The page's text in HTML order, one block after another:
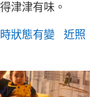
津津有味。
狀態有變 近照